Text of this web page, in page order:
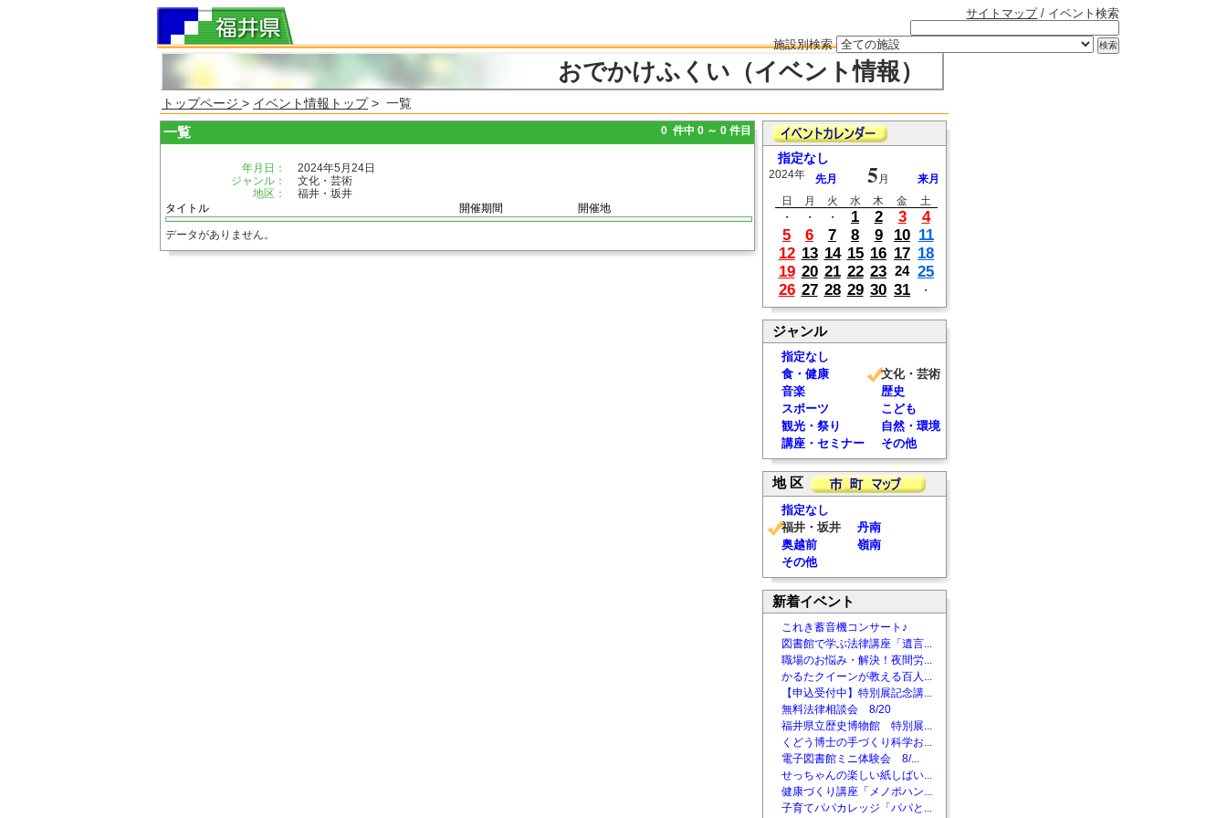
サイトマップ/ イベント検索
施設別検索
おでかけふくい（イベント情報）
トップページ > イベント情報トップ> 一覧
一覧 0 件中 0 ～ 0 件目
年月日：
2024年5月24日
ジャンル：
文化・芸術
地区：
福井・坂井
タイトル
開催期間 開催地
データがありません。
指定なし
2024年 先月 5 月
来月
日
月 火 水 木 金
土
・
・ ・ 1 2 3
4
5
6 7 8 9 10 11
12 13 14 15 16 17 18
19 20 21 22 23 24 25
26 27 28 29 30 31 ・
ジャンル
指定なし
食・健康
文化・芸術
音楽
歴史
スポーツ
こども
観光・祭り
自然・環境
講座・セミナー
その他
地 区
指定なし
福井・坂井
丹南
奥越前
嶺南
その他
新着イベント
これき蓄音機コンサート♪
図書館で学ぶ法律講座「遺言...
職場のお悩み・解決！夜間労...
かるたクイーンが教える百人...
【申込受付中】特別展記念講...
無料法律相談会 8/20
福井県立歴史博物館 特別展...
くどう博士の手づくり科学お...
電子図書館ミニ体験会 8/...
せっちゃんの楽しい紙しばい...
健康づくり講座「メノポハン...
子育てパパカレッジ「パパと...